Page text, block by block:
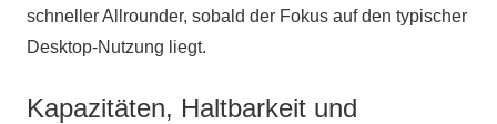
schneller Allrounder, sobald der Fokus auf den typischer
Desktop-Nutzung liegt.
Kapazitäten, Haltbarkeit und